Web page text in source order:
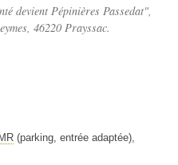
devient Pépinières Passedat",
, 46220 Prayssac.
(parking, entrée adaptée),